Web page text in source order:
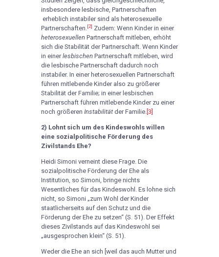
insbesondere lesbische, Partnerschaften
erheblich instabiler sind als heterosexuelle
Partnerschaften.[2] Zudem: Wenn Kinder in einer
heterosexuellen Partnerschaft mitleben, erhöht
sich die Stabilität der Partnerschaft. Wenn Kinder
in einerlesbischen Partnerschaft mitleben, wird
die lesbische Partnerschaft dadurch noch
instabiler. In einer heterosexuellen Partnerschaft
führen mitlebende Kinder also zu größerer
Stabilität der Familie; in einer lesbischen
Partnerschaft führen mitlebende Kinder zu einer
noch größeren Instabilität der Familie. [3]
2) Lohnt sich um des Kindeswohls willen
eine sozialpolitische Förderung des
Zivilstands Ehe?
Heidi Simoni verneint diese Frage. Die
sozialpolitische Förderung der Ehe als
Institution, so Simoni, bringe nichts
Wesentliches für das Kindeswohl. Es lohne sich
nicht, so Simoni „zum Wohl der Kinder
staatlicherseits auf den Schutz und die
Förderung der Ehe zu setzen“ (S. 51). Der Effekt
dieses Zivilstands auf das Kindeswohl sei
„ausgesprochen klein“ (S. 51).
Weder die Ehe an sich [weil das auch Mutter und